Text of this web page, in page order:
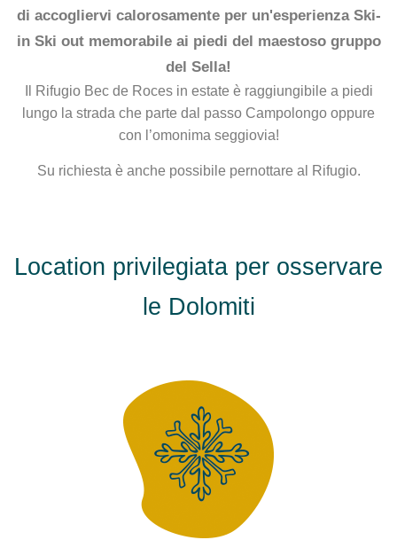
di accogliervi calorosamente per un'esperienza Ski-
in Ski out memorabile ai piedi del maestoso gruppo
del Sella!
Il Rifugio Bec de Roces in estate è raggiungibile a piedi
lungo la strada che parte dal passo Campolongo oppure
con l’omonima seggiovia!
Su richiesta è anche possibile pernottare al Rifugio.
Location privilegiata per osservare
le Dolomiti